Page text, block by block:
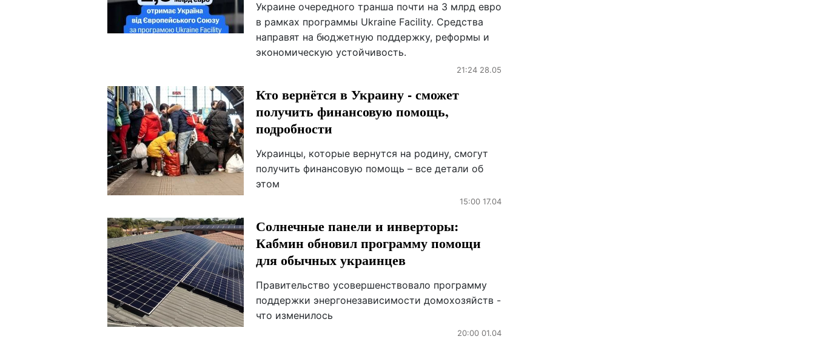
Украине очередного транша почти на 3 млрд евро
в рамках программы Ukraine Facility. Средства
направят на бюджетную поддержку, реформы и
экономическую устойчивость.
21:24 28.05
Кто вернётся в Украину - сможет
получить финансовую помощь,
подробности
Украинцы, которые вернутся на родину, смогут
получить финансовую помощь – все детали об
этом
15:00 17.04
Солнечные панели и инверторы:
Кабмин обновил программу помощи
для обычных украинцев
Правительство усовершенствовало программу
поддержки энергонезависимости домохозяйств -
что изменилось
20:00 01.04